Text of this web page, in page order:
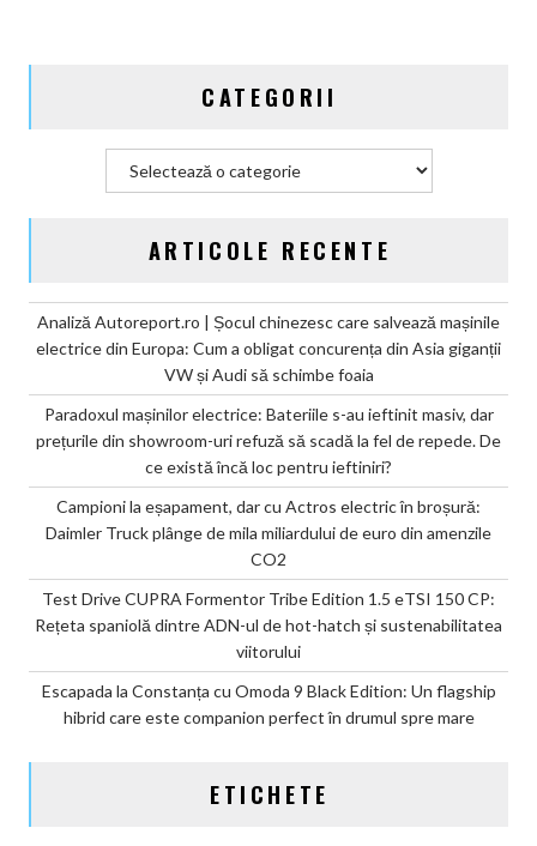
CO2
CATEGORII
Categorii
ARTICOLE RECENTE
Analiză Autoreport.ro | Șocul chinezesc care salvează mașinile
electrice din Europa: Cum a obligat concurența din Asia giganții
VW și Audi să schimbe foaia
Paradoxul mașinilor electrice: Bateriile s-au ieftinit masiv, dar
prețurile din showroom-uri refuză să scadă la fel de repede. De
ce există încă loc pentru ieftiniri?
Campioni la eșapament, dar cu Actros electric în broșură:
Daimler Truck plânge de mila miliardului de euro din amenzile
CO2
Test Drive CUPRA Formentor Tribe Edition 1.5 eTSI 150 CP:
Rețeta spaniolă dintre ADN-ul de hot-hatch și sustenabilitatea
viitorului
Escapada la Constanța cu Omoda 9 Black Edition: Un flagship
hibrid care este companion perfect în drumul spre mare
ETICHETE